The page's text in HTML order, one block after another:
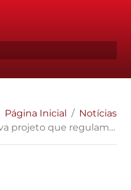
Página Inicial
Notícias
as atribuições dos delegados de polícia em inquéritos criminais.